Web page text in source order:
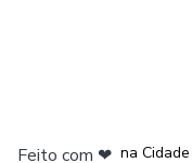
Feito com ❤ na